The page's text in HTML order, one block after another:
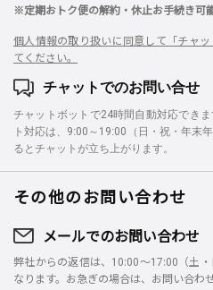
※定期おトク便の解約・休止お手続き可
個人情報の取り扱いに同意して「チャ
てください。
チャットでのお問い合せ
チャットボットで24時間自動対応でき
ト対応は、9:00～19:00（日・祝・年末
るとチャットが立ち上がります。
その他のお問い合わせ
メールでのお問い合わせ
弊社からの返信は、10:00～17:00（土
なります。お急ぎの場合は、お問い合わ